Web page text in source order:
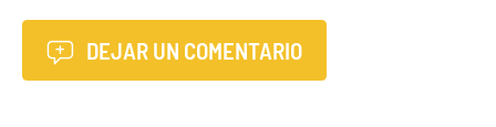
DEJAR UN COMENTARIO